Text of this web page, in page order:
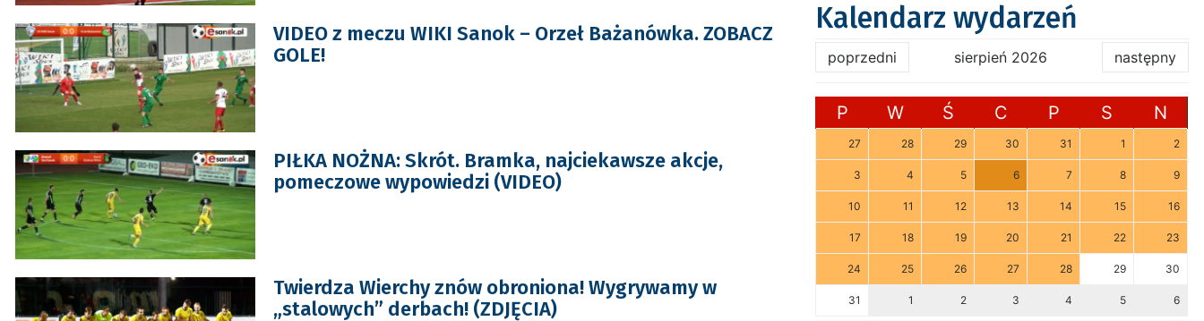
VIDEO z meczu WIKI Sanok – Orzeł Bażanówka. ZOBACZ
GOLE!
PIŁKA NOŻNA: Skrót. Bramka, najciekawsze akcje,
pomeczowe wypowiedzi (VIDEO)
Twierdza Wierchy znów obroniona! Wygrywamy w
„stalowych” derbach! (ZDJĘCIA)
Kalendarz wydarzeń
poprzedni sierpień 2026 następny
P W Ś C P S N
27 28 29 30 31 1 2
3 4 5 6 7 8 9
10 11 12 13 14 15 16
17 18 19 20 21 22 23
24 25 26 27 28 29 30
31 1 2 3 4 5 6